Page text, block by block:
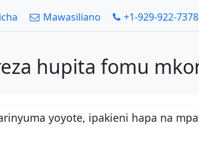
Mawasiliano +1-929-922-7378
hupita fomu
yoyote, ipakieni hapa na